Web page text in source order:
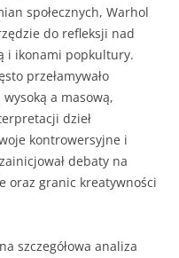
społecznych, Warhol
do refleksji nad
i ikonami popkultury.
przełamywało
a masową,
dzieł
kontrowersyjne i
debaty na
oraz granic kreatywności
szczegółowa analiza